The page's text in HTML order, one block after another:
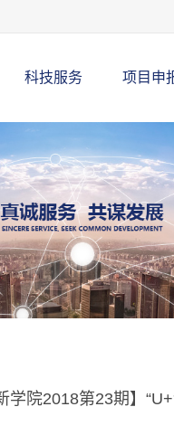
科技服务 项目申
学院2018第23期】